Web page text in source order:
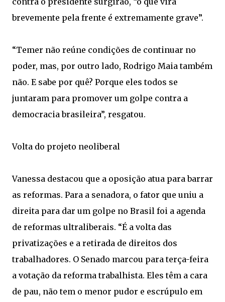
brevemente pela frente é extremamente grave”.
“Temer não reúne condições de continuar no
poder, mas, por outro lado, Rodrigo Maia também
não. E sabe por quê? Porque eles todos se
juntaram para promover um golpe contra a
democracia brasileira”, resgatou.
Volta do projeto neoliberal
Vanessa destacou que a oposição atua para barrar
as reformas. Para a senadora, o fator que uniu a
direita para dar um golpe no Brasil foi a agenda
de reformas ultraliberais. “É a volta das
privatizações e a retirada de direitos dos
trabalhadores. O Senado marcou para terça-feira
a votação da reforma trabalhista. Eles têm a cara
de pau, não tem o menor pudor e escrúpulo em